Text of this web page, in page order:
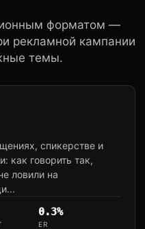
форматом —
рекламной кампании
темы.
спикерстве и
как говорить так,
ловили на
0.3%
ER